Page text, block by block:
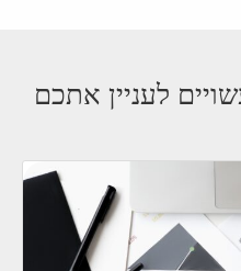
לעניין אתכם